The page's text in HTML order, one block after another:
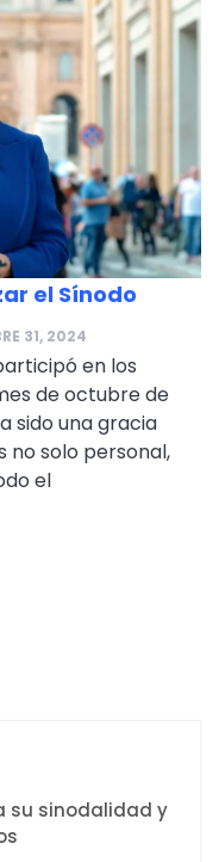
el Sínodo
31, 2024
en los
de octubre de
sido una gracia
no solo personal,
el
su sinodalidad y